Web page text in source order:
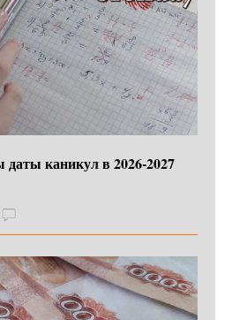
даты каникул в 2026-2027